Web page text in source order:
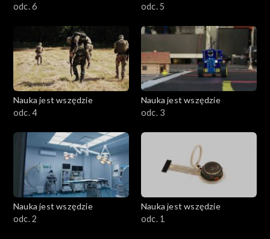
odc. 6
odc. 5
Nauka jest wszędzie
odc. 4
Nauka jest wszędzie
odc. 3
Nauka jest wszędzie
odc. 2
Nauka jest wszędzie
odc. 1